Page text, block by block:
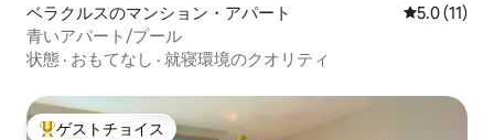
ベラクルスのマンション・アパート レビュー11
5.0 (11)
青いアパート/プール
状態 · おもてなし · 就寝環境のクオリティ
ゲストチョイス